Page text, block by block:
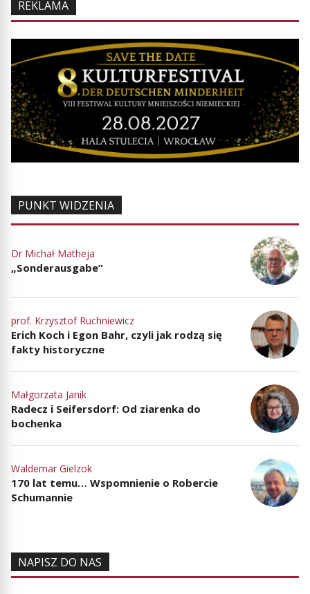
REKLAMA
PUNKT WIDZENIA
Dr Michał Matheja
„Sonderausgabe”
prof. Krzysztof Ruchniewicz
Erich Koch i Egon Bahr, czyli jak rodzą się
fakty historyczne
Małgorzata Janik
Radecz i Seifersdorf: Od ziarenka do
bochenka
Waldemar Gielzok
170 lat temu… Wspomnienie o Robercie
Schumannie
NAPISZ DO NAS